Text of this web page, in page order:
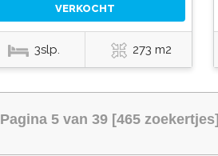
VERKOCHT
3slp. 273 m2
Pagina 5 van 39 [465 zoekertjes]